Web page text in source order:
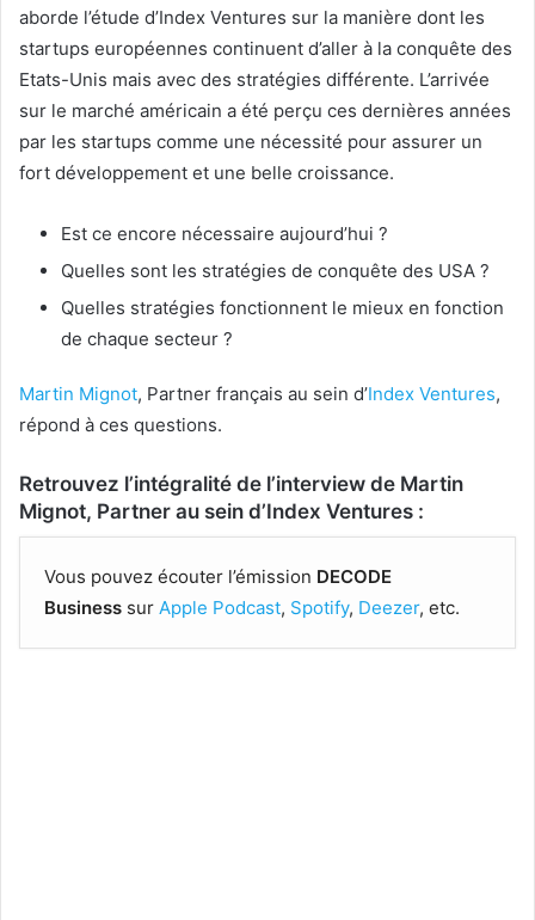
aborde l’étude d’Index Ventures sur la manière dont les
startups européennes continuent d’aller à la conquête des
Etats-Unis mais avec des stratégies différente. L’arrivée
sur le marché américain a été perçu ces dernières années
par les startups comme une nécessité pour assurer un
fort développement et une belle croissance.
Est ce encore nécessaire aujourd’hui ?
Quelles sont les stratégies de conquête des USA ?
Quelles stratégies fonctionnent le mieux en fonction
de chaque secteur ?
Martin Mignot, Partner français au sein d’Index Ventures,
répond à ces questions.
Retrouvez l’intégralité de l’interview de Martin
Mignot, Partner au sein d’Index Ventures :
Vous pouvez écouter l’émission DECODE
Business sur Apple Podcast, Spotify, Deezer, etc.